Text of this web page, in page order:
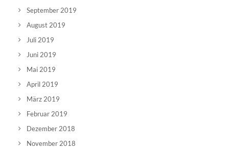
September 2019
August 2019
Juli 2019
Juni 2019
Mai 2019
April 2019
März 2019
Februar 2019
Dezember 2018
November 2018